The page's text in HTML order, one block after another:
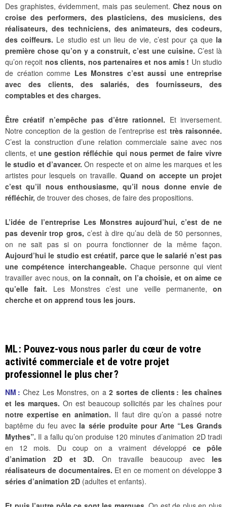
Des graphistes, évidemment, mais pas seulement. Chez nous on
croise des performers, des plasticiens, des musiciens, des
réalisateurs, des techniciens, des animateurs, des codeurs,
des coiffeurs. Le studio est un lieu de vie, c’est pour ça que la
première chose qu’on y a construit, c’est une cuisine. C’est là
qu’on reçoit nos clients, nos partenaires et nos amis ! Un studio
de création comme Les Monstres c’est aussi une entreprise
avec des clients, des salariés, des fournisseurs, des
comptables et des charges.
Être créatif n’empêche pas d’être rationnel. Et inversement.
Notre conception de la gestion de l’entreprise est très raisonnée.
C’est la construction d’une relation commerciale saine avec nos
clients, etune gestion réfléchie qui nous permet de faire vivre
le studio et d’avancer.On respecte et on aime les marques et les
artistes pour lesquels on travaille.Quand on accepte un projet
c’est qu’il nous enthousiasme, qu’il nous donne envie de
réfléchir, de trouver des choses, de faire des propositions.
L’idée de l’entreprise Les Monstres aujourd’hui, c’est de ne
pas devenir trop gros, c’est à dire qu’au delà de 50 personnes,
on ne sait pas si on pourra fonctionner de la même façon.
Aujourd’hui le studio est créatif, parce que le salarié n’est pas
une compétence interchangeable. Chaque personne qui vient
travailler avec nous, on la connaît, on l’a choisie, et on aime ce
qu’elle fait. Les Monstres c’est une veille permanente, on
cherche et on apprend tous les jours.
ML : Pouvez-vous nous parler du cœur de votre
activité commerciale et de votre projet
professionnel le plus cher ?
NM : Chez Les Monstres, on a2 sortes de clients : les chaînes
et les marques. On est beaucoup sollicités par les chaînes pour
notre expertise en animation. Il faut dire qu’on a passé notre
baptême du feu avec la série produite pour Arte “Les Grands
Mythes”. Il a fallu qu’on produise 120 minutes d’animation 2D tradi
en 12 mois. Du coup on a vraiment développé ce pôle
d’animation 2D et 3D. On travaille beaucoup avec les
réalisateurs de documentaires. Et en ce moment on développe3
séries d’animation 2D (adultes et enfants).